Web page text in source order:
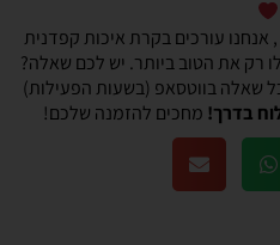
עורכים בקרת איכות קפדנית
רק את הטוב ביותר. יש לכם שאלה?
שאלה בווטסאפ (בשעות הפעילות)
בדרך! מחכים להזמנה שלכם!